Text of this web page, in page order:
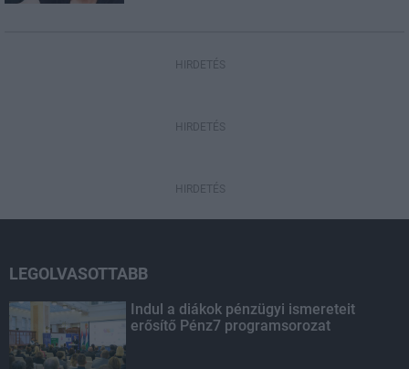
HIRDETÉS
HIRDETÉS
HIRDETÉS
LEGOLVASOTTABB
Indul a diákok pénzügyi ismereteit
erősítő Pénz7 programsorozat